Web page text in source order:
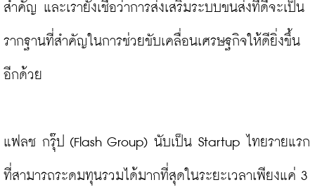
สำคัญ และเรายังเชื่อว่าการส่งเสริมระบบขนส่งที่ดีจะเป็น
รากฐานที่สำคัญในการช่วยขับเคลื่อนเศรษฐกิจให้ดียิ่งขึ้น
อีกด้วย
แฟลช กรุ๊ป (Flash Group) นับเป็น Startup ไทยรายแรก
ที่สามารถระดมทุนรวมได้มากที่สุดในระยะเวลาเพียงแค่ 3